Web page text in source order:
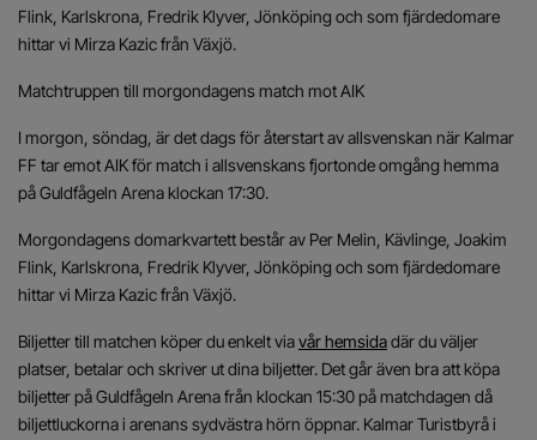
Flink, Karlskrona, Fredrik Klyver, Jönköping och som fjärdedomare
hittar vi Mirza Kazic från Växjö.
Matchtruppen till morgondagens match mot AIK
I morgon, söndag, är det dags för återstart av allsvenskan när Kalmar
FF tar emot AIK för match i allsvenskans fjortonde omgång hemma
på Guldfågeln Arena klockan 17:30.
Morgondagens domarkvartett består av Per Melin, Kävlinge, Joakim
Flink, Karlskrona, Fredrik Klyver, Jönköping och som fjärdedomare
hittar vi Mirza Kazic från Växjö.
Biljetter till matchen köper du enkelt viavår hemsidadär du väljer
platser, betalar och skriver ut dina biljetter. Det går även bra att köpa
biljetter på Guldfågeln Arena från klockan 15:30 på matchdagen då
biljettluckorna i arenans sydvästra hörn öppnar. Kalmar Turistbyrå i